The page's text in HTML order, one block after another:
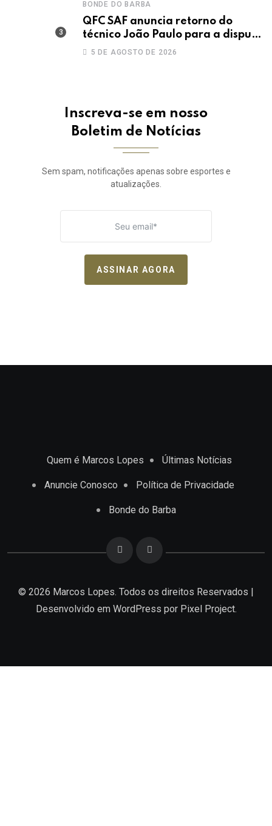
BONDE DO BARBA
QFC SAF anuncia retorno do
técnico João Paulo para a disputa
da elite do Campeonato Potiguar
5 DE AGOSTO DE 2026
Inscreva-se em nosso
Boletim de Notícias
Sem spam, notificações apenas sobre esportes e
atualizações.
ASSINAR AGORA
Quem é Marcos Lopes Últimas Notícias
Anuncie Conosco Política de Privacidade
Bonde do Barba
© 2026 Marcos Lopes. Todos os direitos Reservados |
Desenvolvido em WordPress por Pixel Project.